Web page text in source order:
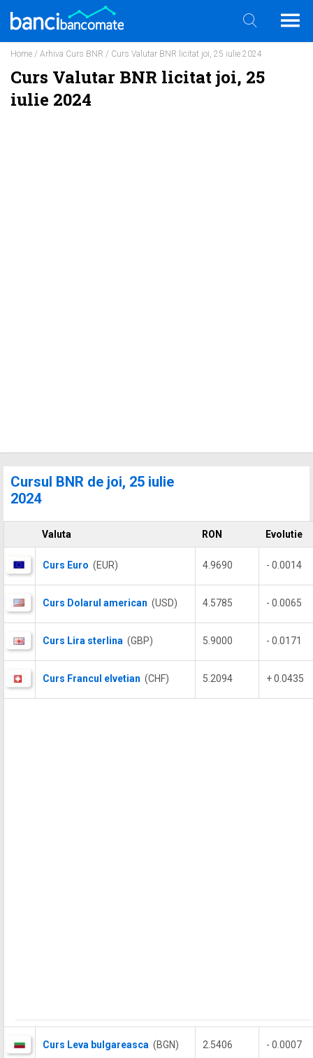
Home / Arhiva Curs BNR / Curs Valutar BNR licitat joi, 25 iulie 2024
Curs Valutar BNR licitat joi, 25
iulie 2024
Cursul BNR de joi, 25 iulie
2024
Valuta RON Evolutie
Curs Euro (EUR) 4.9690 - 0.0014
Curs Dolarul american (USD) 4.5785 - 0.0065
Curs Lira sterlina (GBP) 5.9000 - 0.0171
Curs Francul elvetian (CHF) 5.2094 + 0.0435
Curs Leva bulgareasca (BGN) 2.5406 - 0.0007